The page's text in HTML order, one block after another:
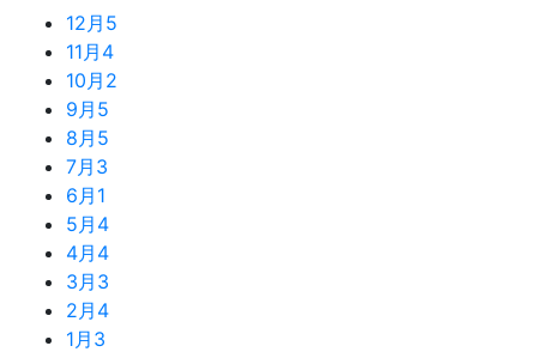
12月 5
11月 4
10月 2
9月 5
8月 5
7月 3
6月 1
5月 4
4月 4
3月 3
2月 4
1月 3